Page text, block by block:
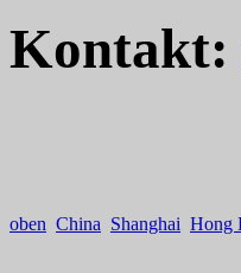
Kontakt:
oben China Shanghai Hong